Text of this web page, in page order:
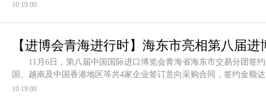
10:19:00
【进博会青海进行时】海东市亮相第八届
11月6日，第八届中国国际进口博览会青海省海东市交易分团签
国、越南及中国香港地区等共4家企业签订意向采购合同，签约金
10:19:00